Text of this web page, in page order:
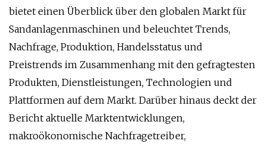
bietet einen Überblick über den globalen Markt für
Sandanlagenmaschinen und beleuchtet Trends,
Nachfrage, Produktion, Handelsstatus und
Preistrends im Zusammenhang mit den gefragtesten
Produkten, Dienstleistungen, Technologien und
Plattformen auf dem Markt. Darüber hinaus deckt der
Bericht aktuelle Marktentwicklungen,
makroökonomische Nachfragetreiber,